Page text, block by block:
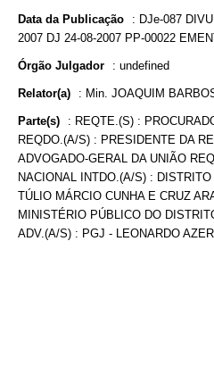
Data da Publicação : DJe-087
2007 DJ 24-08-2007 PP-00022
Órgão Julgador : undefined
Relator(a) : Min. JOAQUIM
Parte(s) : REQTE.(S) :
REQDO.(A/S) : PRESIDENTE DA
ADVOGADO-GERAL DA UNIÃO
NACIONAL INTDO.(A/S) :
TÚLIO MÁRCIO CUNHA E CRUZ
MINISTÉRIO PÚBLICO DO
ADV.(A/S) : PGJ - LEONARDO